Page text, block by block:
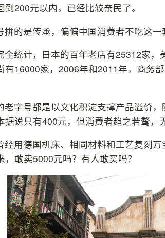
到200元以内，已经比较亲民了。
拼的是传承，偏偏中国消费者不吃这一
全统计，日本的百年老店有25312家
有16000家，2006年和2011年，商务
老字号都是以文化积淀支撑产品溢价
据说只有400元，但消费者趋之若鹜，
经用德国机床、相同材料和工艺复刻
，敢卖5000元吗？有人敢买吗？